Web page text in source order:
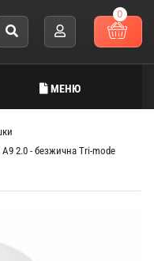
0
МЕНЮ
2.0 - безжична Tri-mode